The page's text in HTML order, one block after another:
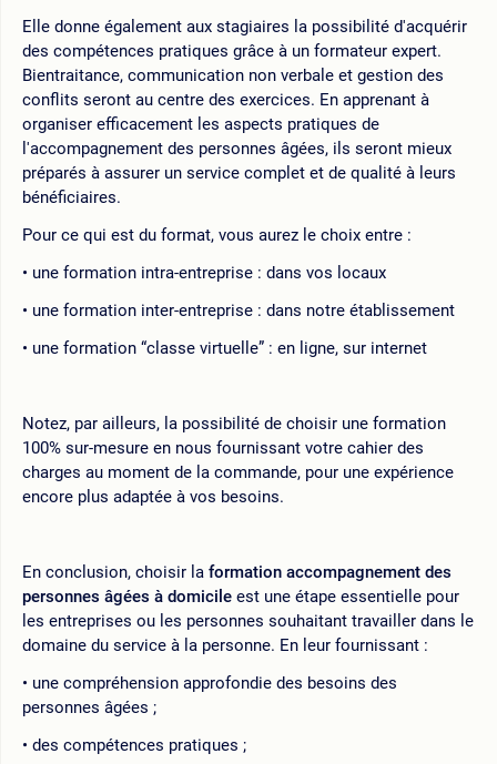
Elle donne également aux stagiaires la possibilité d'acquérir
des compétences pratiques grâce à un formateur expert.
Bientraitance, communication non verbale et gestion des
conflits seront au centre des exercices. En apprenant à
organiser efficacement les aspects pratiques de
l'accompagnement des personnes âgées, ils seront mieux
préparés à assurer un service complet et de qualité à leurs
bénéficiaires.
Pour ce qui est du format, vous aurez le choix entre :
une formation intra-entreprise : dans vos locaux
une formation inter-entreprise : dans notre établissement
une formation “classe virtuelle” : en ligne, sur internet
Notez, par ailleurs, la possibilité de choisir une formation
100% sur-mesure en nous fournissant votre cahier des
charges au moment de la commande, pour une expérience
encore plus adaptée à vos besoins.
En conclusion, choisir la formation accompagnement des
personnes âgées à domicile est une étape essentielle pour
les entreprises ou les personnes souhaitant travailler dans le
domaine du service à la personne. En leur fournissant :
une compréhension approfondie des besoins des
personnes âgées ;
des compétences pratiques ;